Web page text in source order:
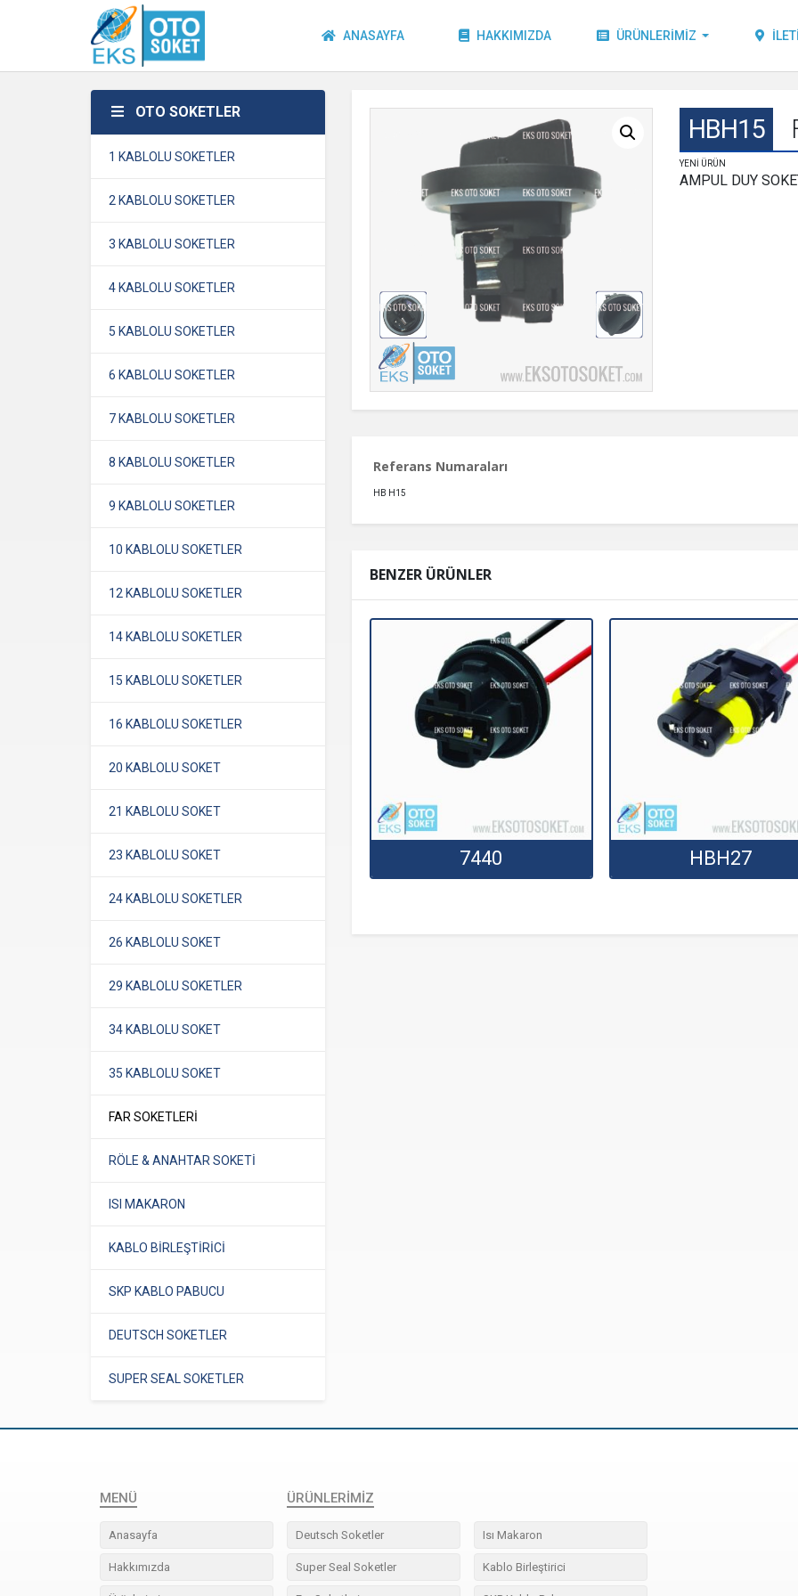
ANASAYFA HAKKIMIZDA ÜRÜNLERIMIZ
OTO SOKETLER
1 KABLOLU SOKETLER
2 KABLOLU SOKETLER
3 KABLOLU SOKETLER
4 KABLOLU SOKETLER
5 KABLOLU SOKETLER
6 KABLOLU SOKETLER
7 KABLOLU SOKETLER
8 KABLOLU SOKETLER
9 KABLOLU SOKETLER
10 KABLOLU SOKETLER
12 KABLOLU SOKETLER
14 KABLOLU SOKETLER
15 KABLOLU SOKETLER
16 KABLOLU SOKETLER
20 KABLOLU SOKET
21 KABLOLU SOKET
23 KABLOLU SOKET
24 KABLOLU SOKETLER
26 KABLOLU SOKET
29 KABLOLU SOKETLER
34 KABLOLU SOKET
35 KABLOLU SOKET
FAR SOKETLERİ
RÖLE & ANAHTAR SOKETİ
ISI MAKARON
KABLO BİRLEŞTİRİCİ
SKP KABLO PABUCU
DEUTSCH SOKETLER
SUPER SEAL SOKETLER
HBH15
YENİ ÜRÜN
AMPUL DUY
Referans Numaraları
HB H15
BENZER ÜRÜNLER
7440 HBH27
MENÜ
Anasayfa
Hakkımızda
ÜRÜNLERIMIZ
Deutsch Soketler
Super Seal Soketler
Isı Makaron
Kablo Birleştirici